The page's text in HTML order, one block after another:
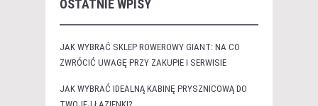
OSTATNIE WPISY
JAK WYBRAĆ SKLEP ROWEROWY GIANT: NA CO
ZWRÓCIĆ UWAGĘ PRZY ZAKUPIE I SERWISIE
JAK WYBRAĆ IDEALNĄ KABINĘ PRYSZNICOWĄ DO